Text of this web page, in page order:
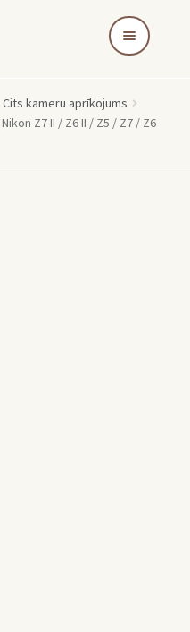
Cits kameru aprīkojums
Z7 II / Z6 II / Z5 / Z7 / Z6